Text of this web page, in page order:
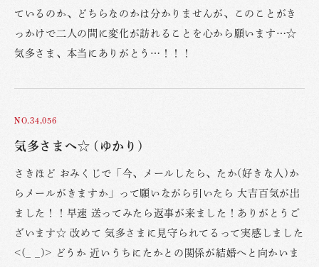
ているのか、どちらなのかは分かりませんが、このことがき
っかけで二人の間に変化が訪れることを心から願います…☆
気多さま、本当にありがとう…！！！
NO.34,056
気多さまへ☆ (ゆかり)
さきほど おみくじで「今、メールしたら、たか(好きな人)か
らメールがきますか」って願いながら引いたら 大吉百気が出
ました！！早速 送ってみたら返事が来ました！ありがとうご
ざいます☆ 改めて 気多さまに見守られてるって実感しました
<(_ _)> どうか 近いうちにたかとの関係が結婚へと向かいま